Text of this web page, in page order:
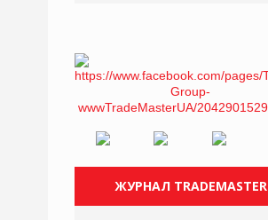
ЖУРНАЛ TRADEMASTER